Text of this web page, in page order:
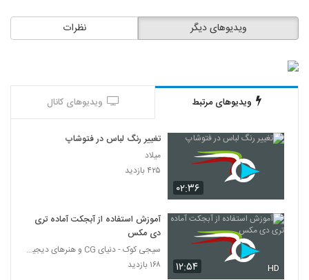
نظرات ویدیوهای دیگر
ویدیوهای مرتبط ویدیوهای کانال
۰۲:۳۶
تغییر رنگ لباس در فتوشاپ
میلاد
۴۲۵ بازدید
۱۲:۵۴ HD
آموزش استفاده از آبجکت آماده تری
دی مکس
سیجی کوک - دنیای CG و هنرهای دیجیتال
۱۶۸ بازدید